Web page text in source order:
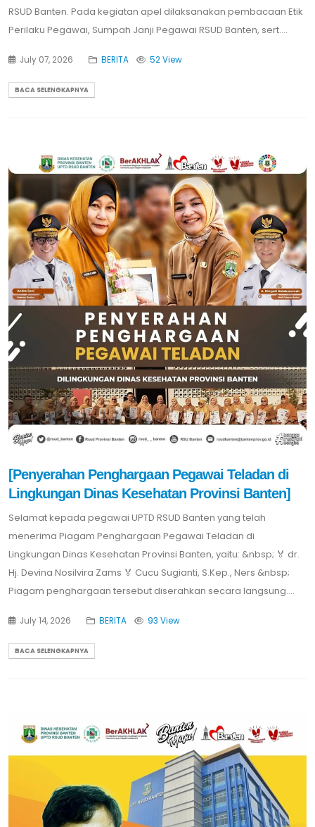
RSUD Banten. Pada kegiatan apel dilaksanakan pembacaan Etik
Perilaku Pegawai, Sumpah Janji Pegawai RSUD Banten, sert....
July 07, 2026 BERITA 52 View
BACA SELENGKAPNYA
[Penyerahan Penghargaan Pegawai Teladan di
Lingkungan Dinas Kesehatan Provinsi Banten]
Selamat kepada pegawai UPTD RSUD Banten yang telah
menerima Piagam Penghargaan Pegawai Teladan di
Lingkungan Dinas Kesehatan Provinsi Banten, yaitu: &nbsp; 🏅 dr.
Hj. Devina Nosilvira Zams 🏅 Cucu Sugianti, S.Kep., Ners &nbsp;
Piagam penghargaan tersebut diserahkan secara langsung....
July 14, 2026 BERITA 93 View
BACA SELENGKAPNYA